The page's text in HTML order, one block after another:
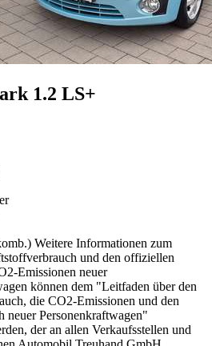
1.2 LS+
Weitere Informationen zum
und den offiziellen
Emissionen neuer
können dem "Leitfaden über den
die CO2-Emissionen und den
neuer Personenkraftwagen"
der an allen Verkaufsstellen und